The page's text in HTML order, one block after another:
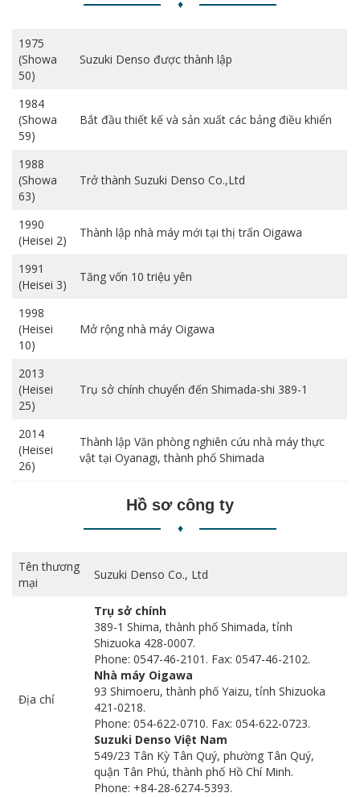
♦
1975
(Showa
50)
Suzuki Denso được thành lập
1984
(Showa
59)
Bắt đầu thiết kế và sản xuất các bảng điều khiển
1988
(Showa
63)
Trở thành Suzuki Denso Co.,Ltd
1990
(Heisei 2)
Thành lập nhà máy mới tại thị trấn Oigawa
1991
(Heisei 3)
Tăng vốn 10 triệu yên
1998
(Heisei
10)
Mở rộng nhà máy Oigawa
2013
(Heisei
25)
Trụ sở chính chuyển đến Shimada-shi 389-1
2014
(Heisei
26)
Thành lập Văn phòng nghiên cứu nhà máy thực
vật tại Oyanagi, thành phố Shimada
Hồ sơ công ty
♦
Tên thương
mại
Suzuki Denso Co., Ltd
Địa chỉ
Trụ sở chính
389-1 Shima, thành phố Shimada, tỉnh
Shizuoka 428-0007.
Phone: 0547-46-2101. Fax: 0547-46-2102.
Nhà máy Oigawa
93 Shimoeru, thành phố Yaizu, tỉnh Shizuoka
421-0218.
Phone: 054-622-0710. Fax: 054-622-0723.
Suzuki Denso Việt Nam
549/23 Tân Kỳ Tân Quý, phường Tân Quý,
quận Tân Phú, thành phố Hồ Chí Minh.
Phone: +84-28-6274-5393.